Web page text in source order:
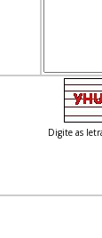
Digite as